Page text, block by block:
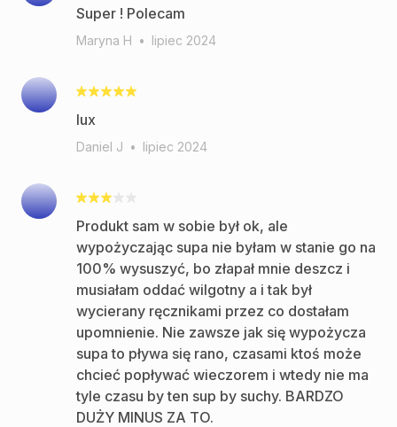
Super ! Polecam
Maryna H • lipiec 2024
lux
Daniel J • lipiec 2024
Produkt sam w sobie był ok, ale
wypożyczając supa nie byłam w stanie go na
100% wysuszyć, bo złapał mnie deszcz i
musiałam oddać wilgotny a i tak był
wycierany ręcznikami przez co dostałam
upomnienie. Nie zawsze jak się wypożycza
supa to pływa się rano, czasami ktoś może
chcieć popływać wieczorem i wtedy nie ma
tyle czasu by ten sup by suchy. BARDZO
DUŻY MINUS ZA TO.